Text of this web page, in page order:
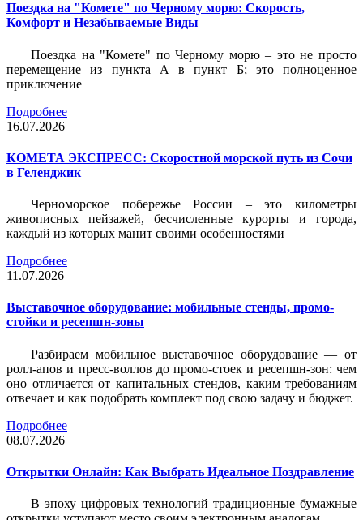
Поездка на "Комете" по Черному морю: Скорость,
Комфорт и Незабываемые Виды
Поездка на "Комете" по Черному морю – это не просто
перемещение из пункта А в пункт Б; это полноценное
приключение
Подробнее
16.07.2026
КОМЕТА ЭКСПРЕСС: Скоростной морской путь из Сочи
в Геленджик
Черноморское побережье России – это километры
живописных пейзажей, бесчисленные курорты и города,
каждый из которых манит своими особенностями
Подробнее
11.07.2026
Выставочное оборудование: мобильные стенды, промо-
стойки и ресепшн-зоны
Разбираем мобильное выставочное оборудование — от
ролл-апов и пресс-воллов до промо-стоек и ресепшн-зон: чем
оно отличается от капитальных стендов, каким требованиям
отвечает и как подобрать комплект под свою задачу и бюджет.
Подробнее
08.07.2026
Открытки Онлайн: Как Выбрать Идеальное Поздравление
В эпоху цифровых технологий традиционные бумажные